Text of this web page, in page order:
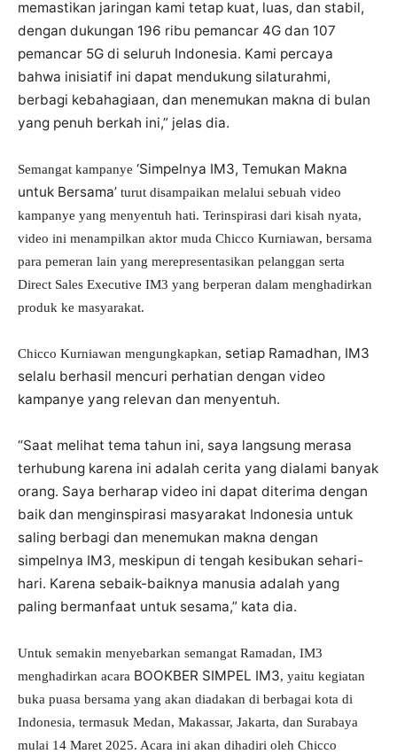
memastikan jaringan kami tetap kuat, luas, dan stabil,
dengan dukungan 196 ribu pemancar 4G dan 107
pemancar 5G di seluruh Indonesia. Kami percaya
bahwa inisiatif ini dapat mendukung silaturahmi,
berbagi kebahagiaan, dan menemukan makna di bulan
yang penuh berkah ini,” jelas dia.
Semangat kampanye ‘Simpelnya IM3, Temukan Makna
untuk Bersama’ turut disampaikan melalui sebuah video
kampanye yang menyentuh hati. Terinspirasi dari kisah nyata,
video ini menampilkan aktor muda Chicco Kurniawan, bersama
para pemeran lain yang merepresentasikan pelanggan serta
Direct Sales Executive IM3 yang berperan dalam menghadirkan
produk ke masyarakat.
Chicco Kurniawan mengungkapkan, setiap Ramadhan, IM3
selalu berhasil mencuri perhatian dengan video
kampanye yang relevan dan menyentuh.
“Saat melihat tema tahun ini, saya langsung merasa
terhubung karena ini adalah cerita yang dialami banyak
orang. Saya berharap video ini dapat diterima dengan
baik dan menginspirasi masyarakat Indonesia untuk
saling berbagi dan menemukan makna dengan
simpelnya IM3, meskipun di tengah kesibukan sehari-
hari. Karena sebaik-baiknya manusia adalah yang
paling bermanfaat untuk sesama,” kata dia.
Untuk semakin menyebarkan semangat Ramadan, IM3
menghadirkan acara BOOKBER SIMPEL IM3, yaitu kegiatan
buka puasa bersama yang akan diadakan di berbagai kota di
Indonesia, termasuk Medan, Makassar, Jakarta, dan Surabaya
mulai 14 Maret 2025. Acara ini akan dihadiri oleh Chicco